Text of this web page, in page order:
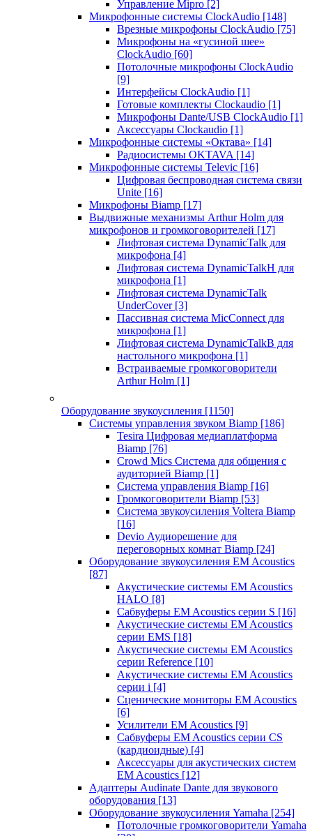
Управление Mipro [2]
Микрофонные системы ClockAudio [148]
Врезные микрофоны ClockAudio [75]
Микрофоны на «гусиной шее»
ClockAudio [60]
Потолочные микрофоны ClockAudio
[9]
Интерфейсы ClockAudio [1]
Готовые комплекты Clockaudio [1]
Микрофоны Dante/USB ClockAudio [1]
Аксессуары Clockaudio [1]
Микрофонные системы «Октава» [14]
Радиосистемы OKTAVA [14]
Микрофонные системы Televic [16]
Цифровая беспроводная система связи
Unite [16]
Микрофоны Biamp [17]
Выдвижные механизмы Arthur Holm для
микрофонов и громкоговорителей [17]
Лифтовая система DynamicTalk для
микрофона [4]
Лифтовая система DynamicTalkH для
микрофона [1]
Лифтовая система DynamicTalk
UnderCover [3]
Пассивная система MicConnect для
микрофона [1]
Лифтовая система DynamicTalkB для
настольного микрофона [1]
Встраиваемые громкоговорители
Arthur Holm [1]
Оборудование звукоусиления [1150]
Системы управления звуком Biamp [186]
Tesira Цифровая медиаплатформа
Biamp [76]
Crowd Mics Система для общения с
аудиторией Biamp [1]
Система управления Biamp [16]
Громкоговорители Biamp [53]
Система звукоусиления Voltera Biamp
[16]
Devio Аудиорешение для
переговорных комнат Biamp [24]
Оборудование звукоусиления EM Acoustics
[87]
Акустические системы EM Acoustics
HALO [8]
Сабвуферы EM Acoustics серии S [16]
Акустические системы EM Acoustics
серии EMS [18]
Акустические системы EM Acoustics
серии Reference [10]
Акустические системы EM Acoustics
серии i [4]
Сценические мониторы EM Acoustics
[6]
Усилители EM Acoustics [9]
Сабвуферы EM Acoustics серии CS
(кардиоидные) [4]
Аксессуары для акустических систем
EM Acoustics [12]
Адаптеры Audinate Dante для звукового
оборудования [13]
Оборудование звукоусиления Yamaha [254]
Потолочные громкоговорители Yamaha